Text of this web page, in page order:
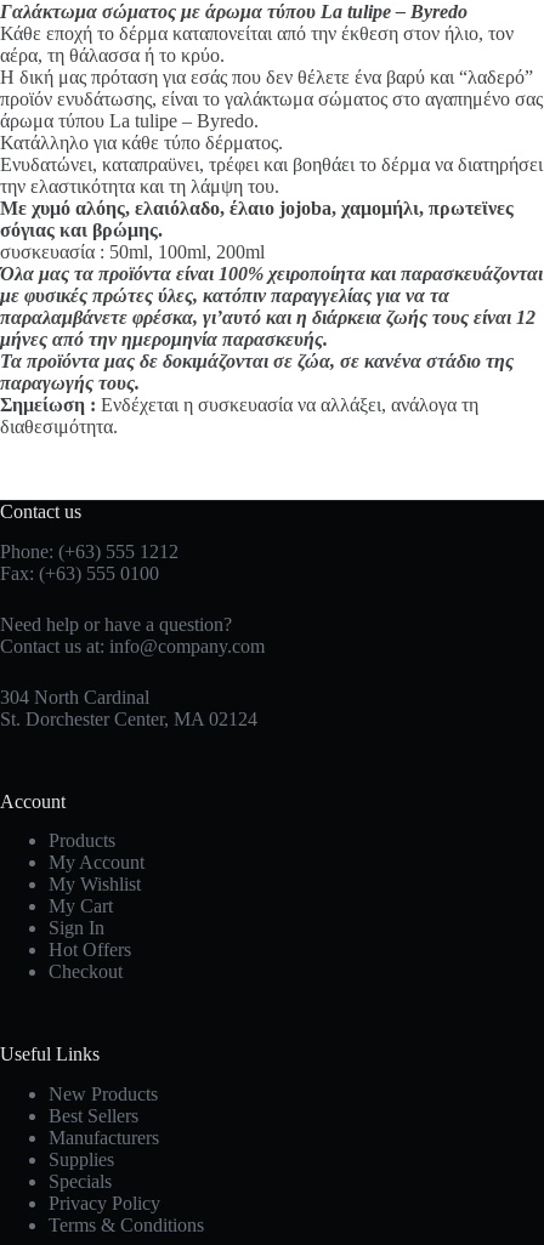
Γαλάκτωμα σώματος με άρωμα τύπου La tulipe – Byredo
Κάθε εποχή το δέρμα καταπονείται από την έκθεση στον ήλιο, τον
αέρα, τη θάλασσα ή το κρύο.
Η δική μας πρόταση για εσάς που δεν θέλετε ένα βαρύ και “λαδερό”
προϊόν ενυδάτωσης, είναι το γαλάκτωμα σώματος στο αγαπημένο σας
άρωμα τύπου La tulipe – Byredo.
Κατάλληλο για κάθε τύπο δέρματος.
Ενυδατώνει, καταπραϋνει, τρέφει και βοηθάει το δέρμα να διατηρήσει
την ελαστικότητα και τη λάμψη του.
Με χυμό αλόης, ελαιόλαδο, έλαιο jojoba, χαμομήλι, πρωτεϊνες
σόγιας και βρώμης.
συσκευασία : 50ml, 100ml, 200ml
Όλα μας τα προϊόντα είναι 100% χειροποίητα και παρασκευάζονται
με φυσικές πρώτες ύλες, κατόπιν παραγγελίας για να τα
παραλαμβάνετε φρέσκα, γι’αυτό και η διάρκεια ζωής τους είναι 12
μήνες από την ημερομηνία παρασκευής.
Τα προϊόντα μας δε δοκιμάζονται σε ζώα, σε κανένα στάδιο της
παραγωγής τους.
Σημείωση : Ενδέχεται η συσκευασία να αλλάξει, ανάλογα τη
διαθεσιμότητα.
Contact us
Phone: (+63) 555 1212
Fax: (+63) 555 0100
Need help or have a question?
Contact us at: info@company.com
304 North Cardinal
St. Dorchester Center, MA 02124
Account
Products
My Account
My Wishlist
My Cart
Sign In
Hot Offers
Checkout
Useful Links
New Products
Best Sellers
Manufacturers
Supplies
Specials
Privacy Policy
Terms & Conditions